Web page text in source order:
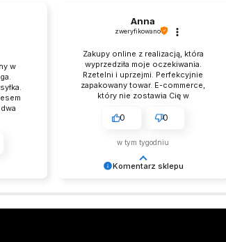
JEDNOCZĘŚCIOWY
SUKIENKA FIGI CZARNY
NOWOCZESNY
129,99 zł
KĄPIELOWY
DEKOLT
59,99 zł
JEDNOCZĘŚCIOWY
79,99 zł
FALBANKA
59,99 zł
w
Komentarz sklepu
Anna
zweryfikowano
Zakupy online z realizacją, która
wyprzedziła moje oczekiwania.
Rzetelni i uprzejmi. Perfekcyjnie
zapakowany towar. E-commerce,
który nie zostawia Cię w
zakupowy.
0 0
w tym tygodniu